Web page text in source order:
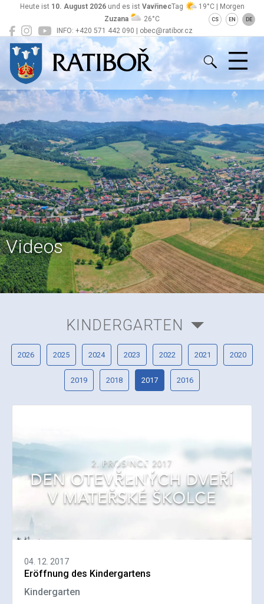
INFO: +420 571 442 090 | obec@ratibor.cz
Heute ist 10. August 2026und es ist VavřinecTag
19°C | Morgen
Zuzana
26°C CS EN DE
Ratiboř
Videos
KINDERGARTEN
2026 2025 2024 2023 2022 2021 2020
2019 2018 2017 2016
04. 12. 2017
Eröffnung des Kindergartens
Kindergarten